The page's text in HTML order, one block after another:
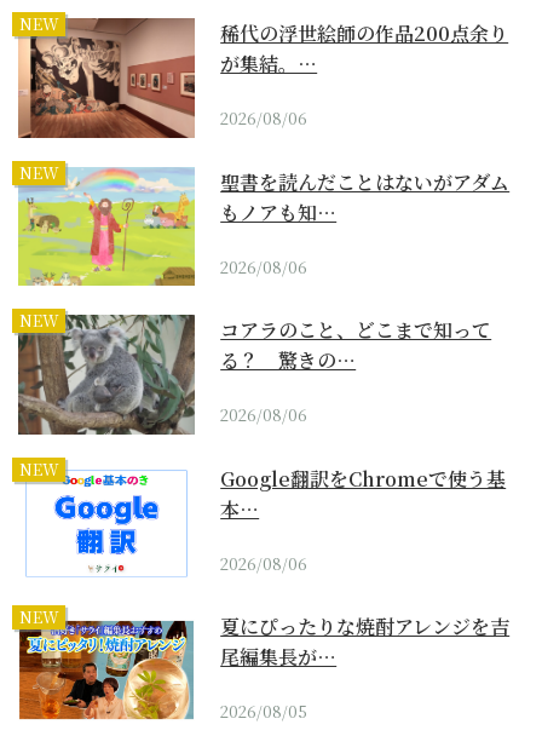
NEW
稀代の浮世絵師の作品200点余り
が集結。…
2026/08/06
NEW
聖書を読んだことはないがアダム
もノアも知…
2026/08/06
NEW
コアラのこと、どこまで知って
る？ 驚きの…
2026/08/06
NEW
Google翻訳をChromeで使う基
本…
2026/08/06
NEW
夏にぴったりな焼酎アレンジを吉
尾編集長が…
2026/08/05